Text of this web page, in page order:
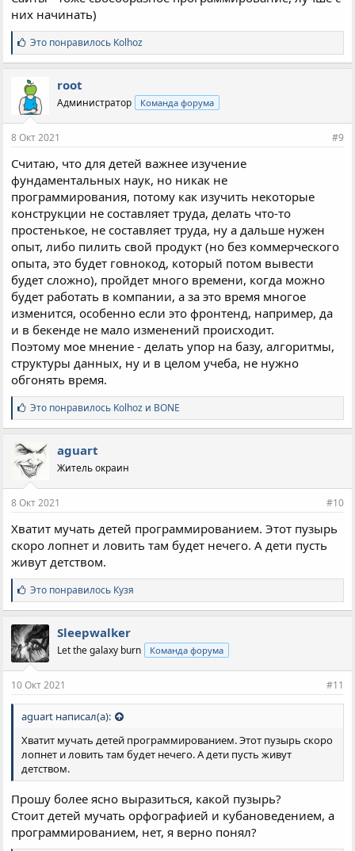
них начинать)
С
и
м
п
а
т
и
:
Это понравилось Kolhoz
root
Администратор Команда форума
8 Окт 2021 #9
Считаю, что для детей важнее изучение
фундаментальных наук, но никак не
программирования, потому как изучить некоторые
конструкции не составляет труда, делать что-то
простенькое, не составляет труда, ну а дальше нужен
опыт, либо пилить свой продукт (но без коммерческого
опыта, это будет говнокод, который потом вывести
будет сложно), пройдет много времени, когда можно
будет работать в компании, а за это время многое
изменится, особенно если это фронтенд, например, да
и в бекенде не мало изменений происходит.
Поэтому мое мнение - делать упор на базу, алгоритмы,
структуры данных, ну и в целом учеба, не нужно
обгонять время.
С
и
м
п
а
т
и
:
Это понравилось Kolhoz и BONE
aguart
Житель окраин
8 Окт 2021 #10
Хватит мучать детей программированием. Этот пузырь
скоро лопнет и ловить там будет нечего. А дети пусть
живут детством.
С
и
м
п
а
т
и
:
Это понравилось Кузя
Sleepwalker
Let the galaxy burn Команда форума
10 Окт 2021 #11
aguart написал(а):
Хватит мучать детей программированием. Этот пузырь скоро
лопнет и ловить там будет нечего. А дети пусть живут
детством.
Прошу более ясно выразиться, какой пузырь?
Стоит детей мучать орфографией и кубановедением, а
программированием, нет, я верно понял?